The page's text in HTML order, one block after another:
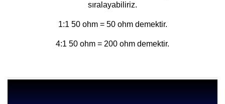
sıralayabiliriz.
1:1 50 ohm = 50 ohm demektir.
4:1 50 ohm = 200 ohm demektir.